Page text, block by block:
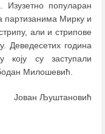
Изузетно популаран
партизанима Мирку и
али и стрипове
Деведесетих година
коју су заступали
Милошевић.
Јован Љуштановић